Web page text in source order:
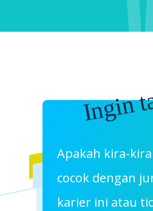
Ingin
Apakah kira-
cocok dengan
karier ini atau